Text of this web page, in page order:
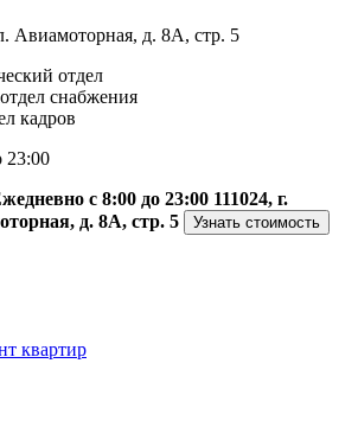
Авиамоторная, д. 8А, стр. 5
отдел
отдел снабжения
кадров
23:00
с 8:00 до 23:00 111024, г.
д. 8А, стр. 5
Узнать стоимость
квартир